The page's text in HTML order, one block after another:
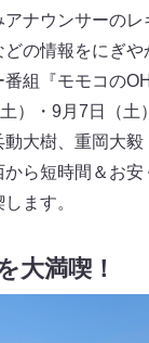
アナウンサーの
の情報をにぎ
組『モモコの
）・9月7日（土
動大樹、重岡大
ら短時間＆お
ます。
大満喫！